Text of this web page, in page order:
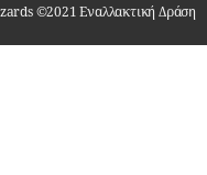
©2021 Εναλλακτική Δράση